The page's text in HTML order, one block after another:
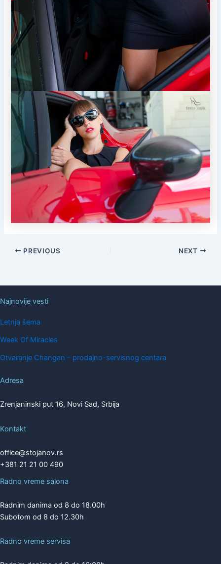
PREVIOUS NEXT
Najnovije vesti
Letnja šema
Week Of Miracles
Otvaranje Changan – prodajno-servisnog centara
Adresa
Zrenjaninski put 16, Novi Sad, Srbija
Kontakt
office@stojanov.rs
+381 21 21 00 490
Radno vreme salona
Radnim danima od 8 do 18.00h
Subotom od 8 do 12.30h
Radno vreme servisa